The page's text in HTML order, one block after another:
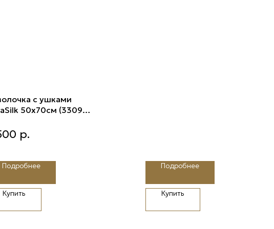
с ушками
50х70см (3309
(3309 Melissa)
р.
Подробнее
Купить
Подробнее
Купить